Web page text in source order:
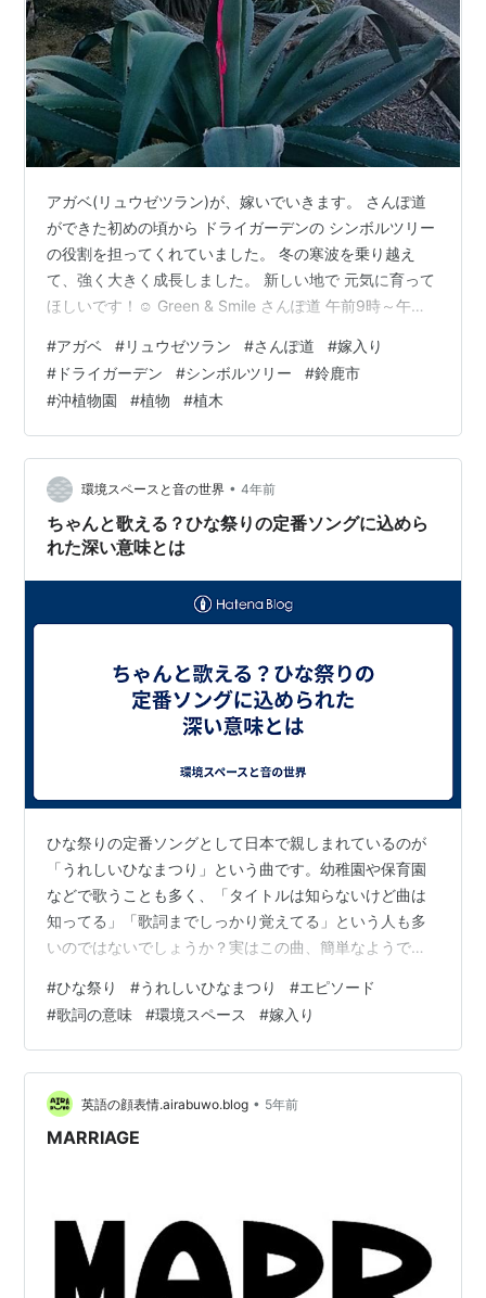
アガベ(リュウゼツラン)が、嫁いでいきます。 さんぽ道
ができた初めの頃から ドライガーデンの シンボルツリー
の役割を担ってくれていました。 冬の寒波を乗り越え
て、強く大きく成長しました。 新しい地で 元気に育って
ほしいです！☺ Green & Smile さんぽ道 午前9時～午後4
Green & Smile さんぽ道
Twitterhttps://twitter.com/suzuka_lovely28 株式会社 沖
植物園 ホームページ
http://www.mecha.ne.jp/~okisyoku/ Green & Smile さん
ぽ道…
#アガベ #リュウゼツラン #さんぽ道 #嫁入り
# ドライガーデン #シンボルツリー #鈴鹿市
#沖植物園 #植物 #植木
環境スペースと音の世界 • 4年前
ちゃんと歌える？ひな祭りの定番ソングに込めら
れた深い意味とは
ひな祭りの定番ソングとして日本で親しまれているのが
「うれしいひなまつり」という曲です。幼稚園や保育園
などで歌うことも多く、「タイトルは知らないけど曲は
知ってる」「歌詞までしっかり覚えてる」という人も多
いのではないでしょうか？実はこの曲、簡単なようでと
わるエピソードについて環境スペースが解説しましょ
う。 ■「うれしいひなまつり」ってどんな歌？ ではま
ず、「うれしいひなまつり」の1番と2番の歌詞をみてい
きましょう。 【1番】あかりをつけましょ ぼんぼりにお
花をあげましょ 桃の花五人ばやしの 笛太鼓今日はたのし
い ひなまつり 【2番】お内裏様と おひ…
#ひな祭り #うれしいひなまつり #エピソード
#歌詞の意味 #環境スペース #嫁入り
英語の顔表情.airabuwo.blog • 5年前
MARRIAGE